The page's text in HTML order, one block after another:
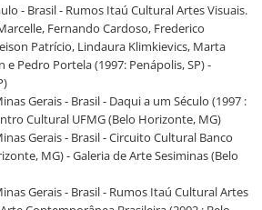
- Brasil - Rumos Itaú Cultural Artes Visuais.
Fernando Cardoso, Frederico
Patrício, Lindaura Klimkievics, Marta
Pedro Portela (1997: Penápolis, SP) -
Gerais - Brasil - Daqui a um Século (1997 :
Cultural UFMG (Belo Horizonte, MG)
Gerais - Brasil - Circuito Cultural Banco
MG) - Galeria de Arte Sesiminas (Belo
Gerais - Brasil - Rumos Itaú Cultural Artes